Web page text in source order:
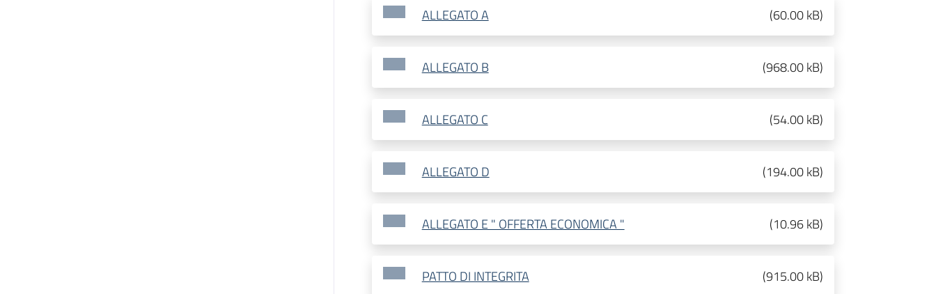
ALLEGATO A (60.00 kB)
ALLEGATO B (968.00 kB)
ALLEGATO C (54.00 kB)
ALLEGATO D (194.00 kB)
ALLEGATO E " OFFERTA ECONOMICA " (10.96 kB)
PATTO DI INTEGRITA (915.00 kB)